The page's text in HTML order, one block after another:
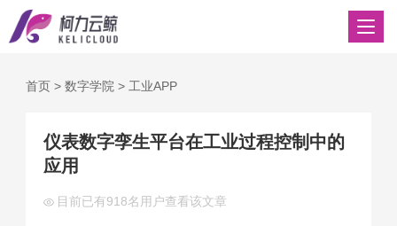
首页> 数字学院 > 工业APP
仪表数字孪生平台在工业过程控制中的
应用
目前已有918名用户查看该文章